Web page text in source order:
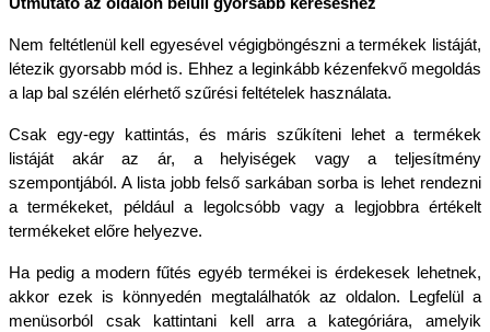
Útmutató az oldalon belüli gyorsabb kereséshez
Nem feltétlenül kell egyesével végigböngészni a termékek listáját,
létezik gyorsabb mód is. Ehhez a leginkább kézenfekvő megoldás
a lap bal szélén elérhető szűrési feltételek használata.
Csak egy-egy kattintás, és máris szűkíteni lehet a termékek
listáját akár az ár, a helyiségek vagy a teljesítmény
szempontjából. A lista jobb felső sarkában sorba is lehet rendezni
a termékeket, például a legolcsóbb vagy a legjobbra értékelt
termékeket előre helyezve.
Ha pedig a modern fűtés egyéb termékei is érdekesek lehetnek,
akkor ezek is könnyedén megtalálhatók az oldalon. Legfelül a
menüsorból csak kattintani kell arra a kategóriára, amelyik